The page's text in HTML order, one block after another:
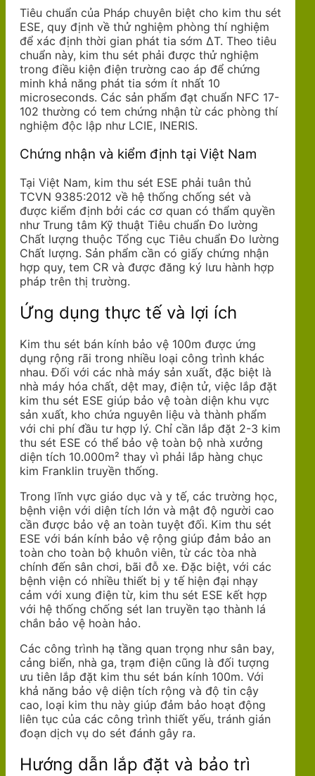
Tiêu chuẩn của Pháp chuyên biệt cho kim thu sét
ESE, quy định về thử nghiệm phòng thí nghiệm
để xác định thời gian phát tia sớm ΔT. Theo tiêu
chuẩn này, kim thu sét phải được thử nghiệm
trong điều kiện điện trường cao áp để chứng
minh khả năng phát tia sớm ít nhất 10
microseconds. Các sản phẩm đạt chuẩn NFC 17-
102 thường có tem chứng nhận từ các phòng thí
nghiệm độc lập như LCIE, INERIS.
Chứng nhận và kiểm định tại Việt Nam
Tại Việt Nam, kim thu sét ESE phải tuân thủ
TCVN 9385:2012 về hệ thống chống sét và
được kiểm định bởi các cơ quan có thẩm quyền
như Trung tâm Kỹ thuật Tiêu chuẩn Đo lường
Chất lượng thuộc Tổng cục Tiêu chuẩn Đo lường
Chất lượng. Sản phẩm cần có giấy chứng nhận
hợp quy, tem CR và được đăng ký lưu hành hợp
pháp trên thị trường.
Ứng dụng thực tế và lợi ích
Kim thu sét bán kính bảo vệ 100m được ứng
dụng rộng rãi trong nhiều loại công trình khác
nhau. Đối với các nhà máy sản xuất, đặc biệt là
nhà máy hóa chất, dệt may, điện tử, việc lắp đặt
kim thu sét ESE giúp bảo vệ toàn diện khu vực
sản xuất, kho chứa nguyên liệu và thành phẩm
với chi phí đầu tư hợp lý. Chỉ cần lắp đặt 2-3 kim
thu sét ESE có thể bảo vệ toàn bộ nhà xưởng
diện tích 10.000m² thay vì phải lắp hàng chục
kim Franklin truyền thống.
Trong lĩnh vực giáo dục và y tế, các trường học,
bệnh viện với diện tích lớn và mật độ người cao
cần được bảo vệ an toàn tuyệt đối. Kim thu sét
ESE với bán kính bảo vệ rộng giúp đảm bảo an
toàn cho toàn bộ khuôn viên, từ các tòa nhà
chính đến sân chơi, bãi đỗ xe. Đặc biệt, với các
bệnh viện có nhiều thiết bị y tế hiện đại nhạy
cảm với xung điện từ, kim thu sét ESE kết hợp
với hệ thống chống sét lan truyền tạo thành lá
chắn bảo vệ hoàn hảo.
Các công trình hạ tầng quan trọng như sân bay,
cảng biển, nhà ga, trạm điện cũng là đối tượng
ưu tiên lắp đặt kim thu sét bán kính 100m. Với
khả năng bảo vệ diện tích rộng và độ tin cậy
cao, loại kim thu này giúp đảm bảo hoạt động
liên tục của các công trình thiết yếu, tránh gián
đoạn dịch vụ do sét đánh gây ra.
Hướng dẫn lắp đặt và bảo trì